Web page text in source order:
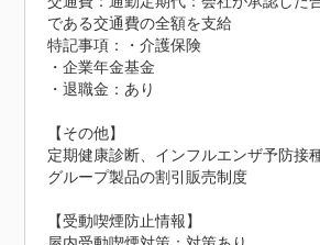
である交通費の全額を支給
特記事項：・介護保険
・企業年金基金
・退職金：あり
【その他】
定期健康診断、インフルエンザ予防接
グループ製品の割引販売制度
【受動喫煙防止情報】